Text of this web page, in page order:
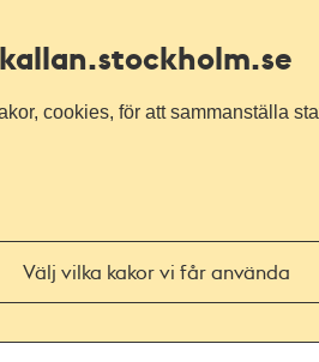
.stockholm.se
cookies, för att sammanställa
Välj vilka kakor vi får använda